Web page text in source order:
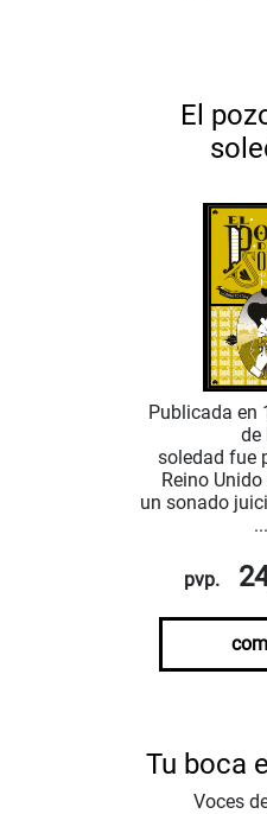
El
Publicada en
de
soledad fue
Reino
un sonado
...
pvp.
Tu boca
Voces